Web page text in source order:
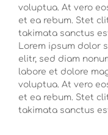
voluptua. At vero
et ea rebum. Stet
takimata sanctus
Lorem ipsum dolor
elitr, sed diam
labore et dolore
voluptua. At vero
et ea rebum. Stet
takimata sanctus